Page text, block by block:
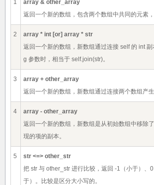
1
array & other_array
返回一个新的数组，包含两个数组中共同的元素，
2
array * int [or] array * str
返回一个新的数组，新数组通过连接 self 的 int
g 参数时，相当于 self.join(str)。
3
array + other_array
返回一个新的数组，新数组通过连接两个数组产
4
array - other_array
返回一个新的数组，新数组是从初始数组中移除
现的项的副本。
5
str <=> other_str
把 str 与 other_str 进行比较，返回 -1（小于）、
于）。比较是区分大小写的。